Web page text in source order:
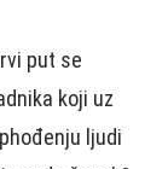
put se
koјi uz
ljudi